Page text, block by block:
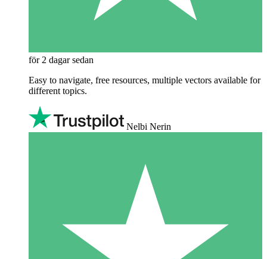
för 2 dagar sedan
Easy to navigate, free resources, multiple vectors available for
different topics.
Nelbi Nerin